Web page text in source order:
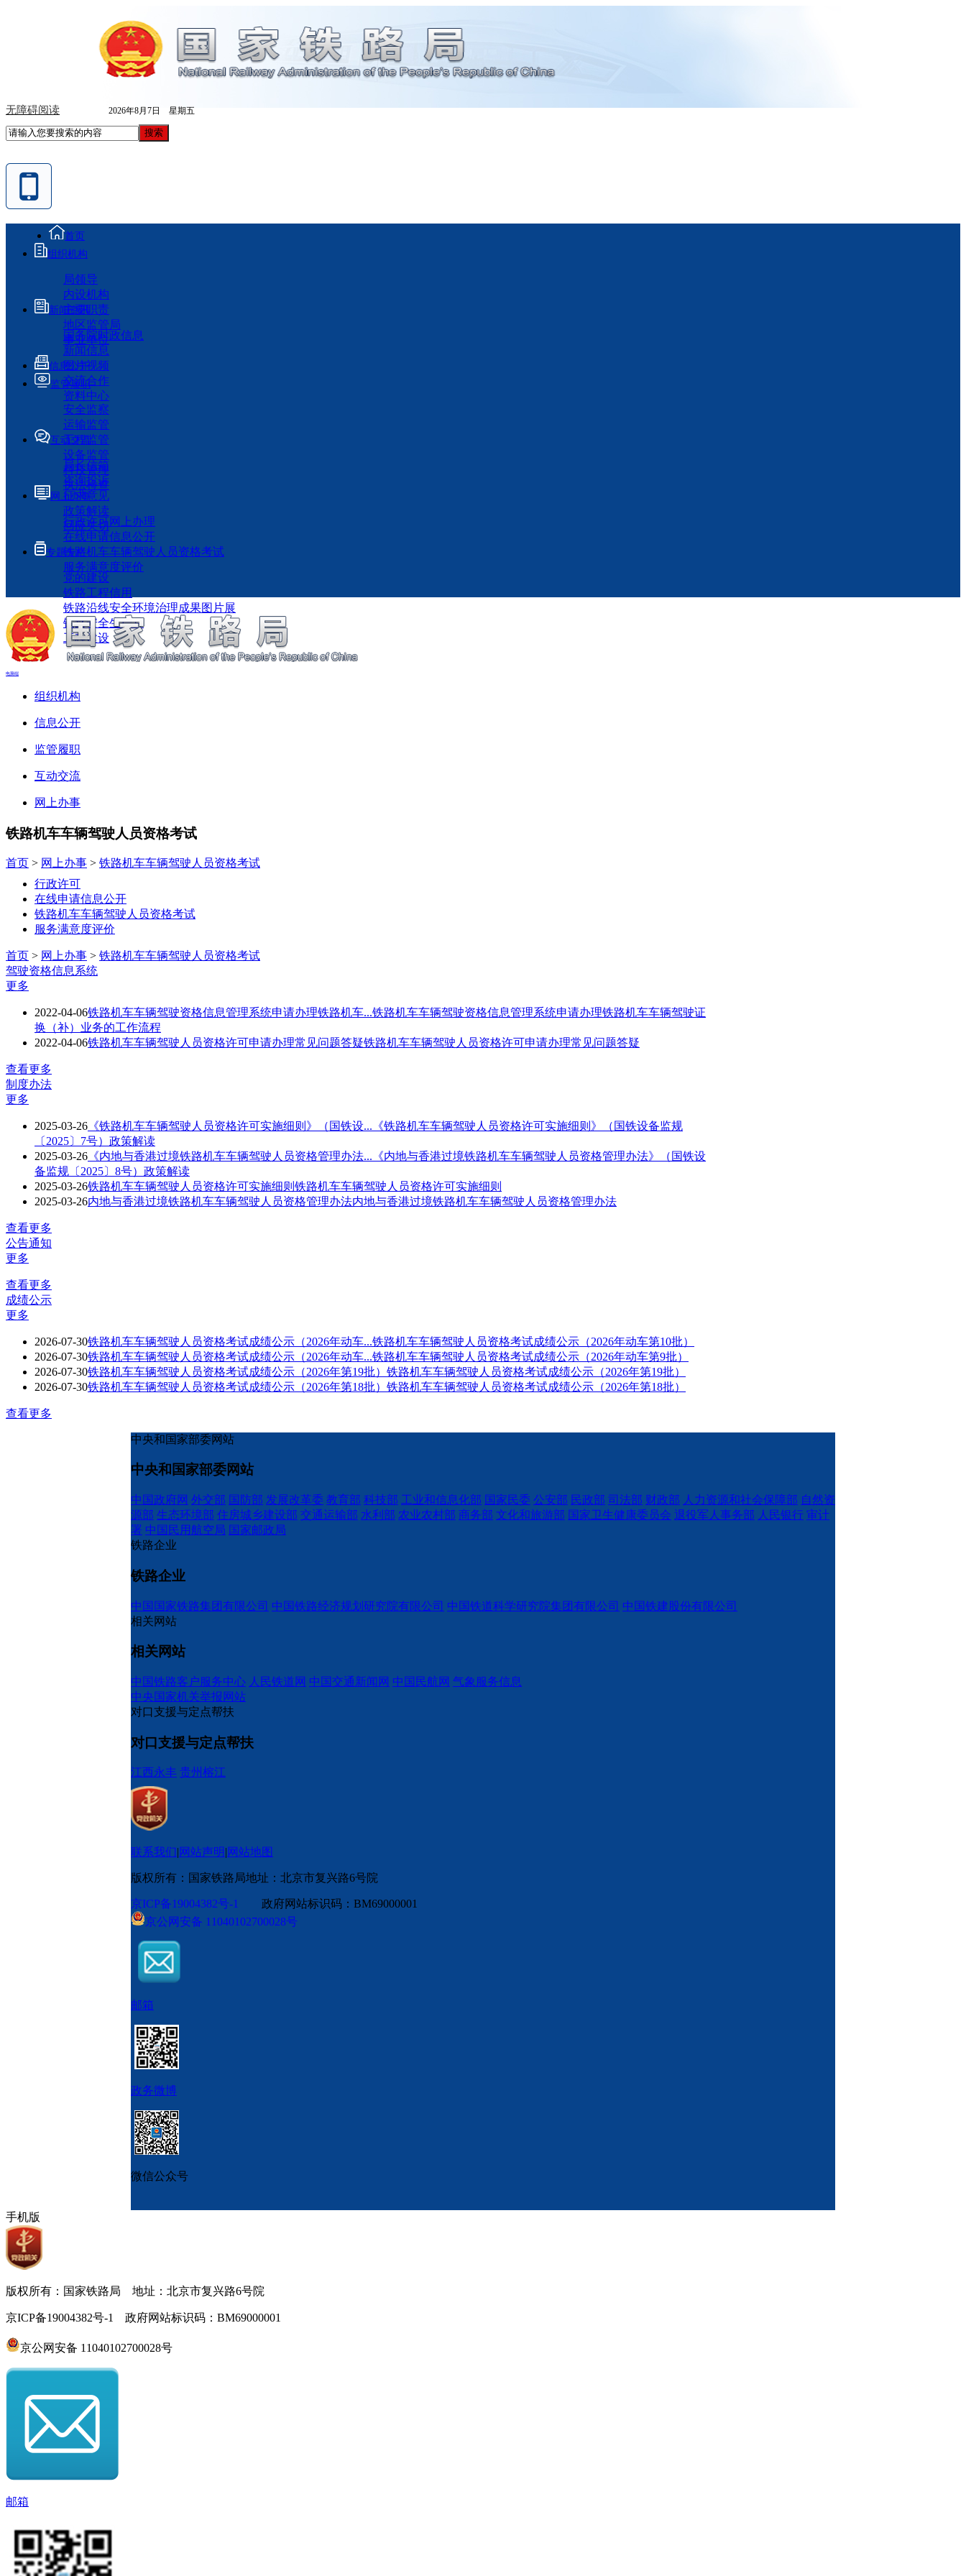
无障碍阅读 2026年8月7日 星期五
首页
组织机构
局领导
内设机构
主要职责
地区监管局
事业单位
新闻资讯
国务院时政信息
新闻信息
图片视频
交流合作
资料中心
信息公开
监管履职
安全监察
运输监管
工程监管
设备监管
科技管理
执法检查
互动交流
局长信箱
咨询投诉
征求意见
政策解读
回应关切
网上办事
行政许可网上办理
在线申请信息公开
铁路机车车辆驾驶人员资格考试
服务满意度评价
专题专栏
党的建设
铁路工程信用
铁路沿线安全环境治理成果图片展
铁路安全生产月
工程建设
电脑端
组织机构
信息公开
监管履职
互动交流
网上办事
铁路机车车辆驾驶人员资格考试
首页 > 网上办事 > 铁路机车车辆驾驶人员资格考试
行政许可
在线申请信息公开
铁路机车车辆驾驶人员资格考试
服务满意度评价
首页 > 网上办事 > 铁路机车车辆驾驶人员资格考试
驾驶资格信息系统
更多
2022-04-06铁路机车车辆驾驶资格信息管理系统申请办理铁路机车...铁路机车车辆驾驶资格信息管理系统申请办理铁路机车车辆驾驶证
换（补）业务的工作流程
2022-04-06铁路机车车辆驾驶人员资格许可申请办理常见问题答疑铁路机车车辆驾驶人员资格许可申请办理常见问题答疑
查看更多
制度办法
更多
2025-03-26 《铁路机车车辆驾驶人员资格许可实施细则》（国铁设... 《铁路机车车辆驾驶人员资格许可实施细则》（国铁设备监规
〔2025〕7号）政策解读
2025-03-26 《内地与香港过境铁路机车车辆驾驶人员资格管理办法... 《内地与香港过境铁路机车车辆驾驶人员资格管理办法》（国铁设
备监规〔2025〕8号）政策解读
2025-03-26铁路机车车辆驾驶人员资格许可实施细则 铁路机车车辆驾驶人员资格许可实施细则
2025-03-26内地与香港过境铁路机车车辆驾驶人员资格管理办法内地与香港过境铁路机车车辆驾驶人员资格管理办法
查看更多
公告通知
更多
查看更多
成绩公示
更多
2026-07-30铁路机车车辆驾驶人员资格考试成绩公示（2026年动车...铁路机车车辆驾驶人员资格考试成绩公示（2026年动车第10批）
2026-07-30铁路机车车辆驾驶人员资格考试成绩公示（2026年动车...铁路机车车辆驾驶人员资格考试成绩公示（2026年动车第9批）
2026-07-30铁路机车车辆驾驶人员资格考试成绩公示（2026年第19批） 铁路机车车辆驾驶人员资格考试成绩公示（2026年第19批）
2026-07-30铁路机车车辆驾驶人员资格考试成绩公示（2026年第18批） 铁路机车车辆驾驶人员资格考试成绩公示（2026年第18批）
查看更多
中央和国家部委网站
中央和国家部委网站
中国政府网 外交部 国防部 发展改革委 教育部 科技部 工业和信息化部 国家民委 公安部 民政部 司法部 财政部 人力资源和社会保障部 自然资
源部 生态环境部 住房城乡建设部 交通运输部 水利部 农业农村部 商务部 文化和旅游部 国家卫生健康委员会 退役军人事务部 人民银行 审计
署 中国民用航空局 国家邮政局
铁路企业
铁路企业
中国国家铁路集团有限公司 中国铁路经济规划研究院有限公司 中国铁道科学研究院集团有限公司 中国铁建股份有限公司
相关网站
相关网站
中国铁路客户服务中心 人民铁道网 中国交通新闻网 中国民航网 气象服务信息
中央国家机关举报网站
对口支援与定点帮扶
对口支援与定点帮扶
江西永丰 贵州榕江
联系我们 网站声明 网站地图
版权所有：国家铁路局地址：北京市复兴路6号院
京ICP备19004382号-1 政府网站标识码：BM69000001
京公网安备 11040102700028号
邮箱
政务微博
微信公众号
手机版
版权所有：国家铁路局 地址：北京市复兴路6号院
京ICP备19004382号-1 政府网站标识码：BM69000001
京公网安备 11040102700028号
邮箱